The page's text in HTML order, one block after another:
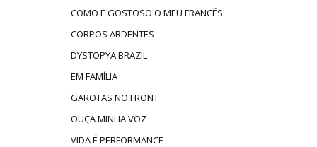
COMO É GOSTOSO O MEU FRANCÊS
CORPOS ARDENTES
DYSTOPYA BRAZIL
EM FAMÍLIA
GAROTAS NO FRONT
OUÇA MINHA VOZ
VIDA É PERFORMANCE